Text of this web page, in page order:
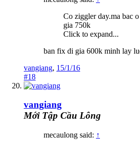
Co ziggler day.ma bac
gia 750k
Click to expand...
ban fix di gia 600k minh lay
vangiang, 15/1/16
#18
vangiang
Mới Tập Cầu Lông
mecaulong said: ↑